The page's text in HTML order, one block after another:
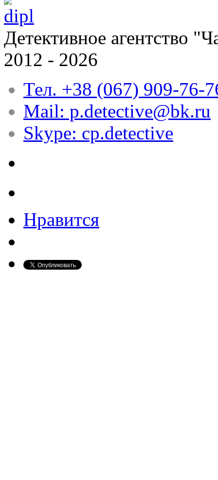
Детективное агентство
2012 - 2026
Тел. +38 (067) 909-76-
Mail: p.detective@bk.ru
Skype: cp.detective
Нравится